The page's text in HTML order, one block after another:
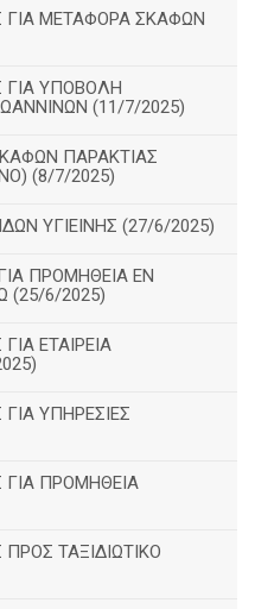
ΜΕΤΑΦΟΡΑ ΣΚΑΦΩΝ
ΓΙΑ ΥΠΟΒΟΛΗ
(11/7/2025)
ΠΑΡΑΚΤΙΑΣ
(8/7/2025)
ΥΓΙΕΙΝΗΣ (27/6/2025)
ΠΡΟΜΗΘΕΙΑ ΕΝ
(25/6/2025)
ΕΤΑΙΡΕΙΑ
ΥΠΗΡΕΣΙΕΣ
ΠΡΟΜΗΘΕΙΑ
ΤΑΞΙΔΙΩΤΙΚΟ